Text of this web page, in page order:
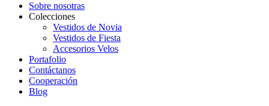
Sobre nosotras
Colecciones
Vestidos de Novia
Vestidos de Fiesta
Accesorios Velos
Portafolio
Contáctanos
Cooperación
Blog